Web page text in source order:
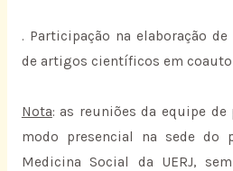
. Participação na elaboração
de artigos científicos em
Nota: as reuniões da equipe
modo presencial na sede do
Medicina Social da UERJ,